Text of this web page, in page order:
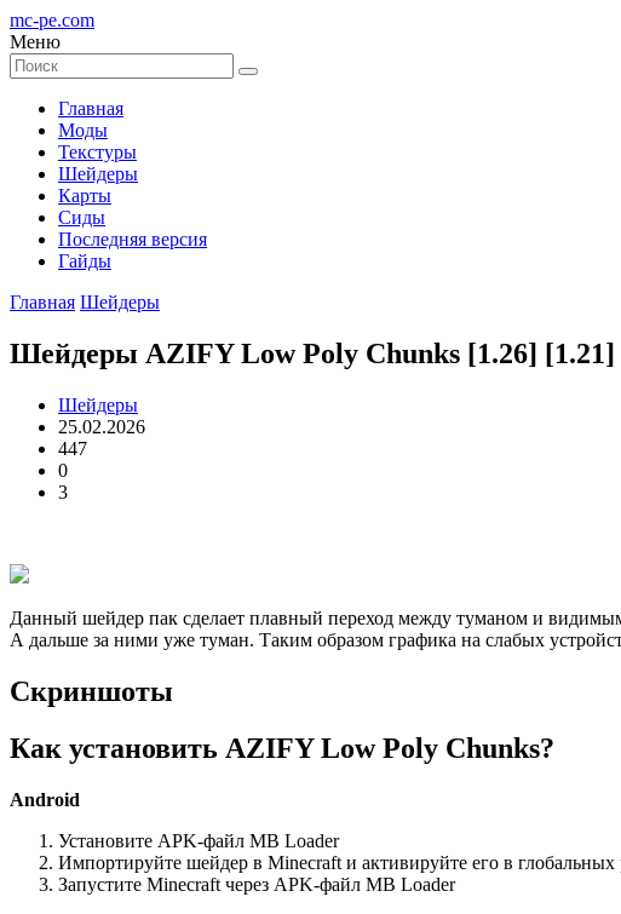
mc-pe.com
Меню
Главная
Моды
Текстуры
Шейдеры
Карты
Сиды
Последняя версия
Гайды
Главная Шейдеры
Шейдеры AZIFY Low Poly Chunks [1.26]
Шейдеры
25.02.2026
447
0
3
Данный шейдер пак сделает плавный переход между туманом и
А дальше за ними уже туман. Таким образом графика на слабых
Скриншоты
Как установить AZIFY Low Poly Chunks?
Android
Установите APK-файл MB Loader
Импортируйте шейдер в Minecraft и активируйте его в глобальных
Запустите Minecraft через APK-файл MB Loader